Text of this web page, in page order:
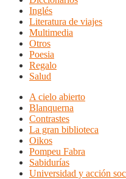
Inglés
Literatura de viajes
Multimedia
Otros
Poesia
Regalo
Salud
A cielo abierto
Blanquerna
Contrastes
La gran biblioteca
Oikos
Pompeu Fabra
Sabidurías
Universidad y acción